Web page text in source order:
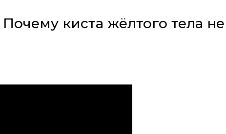
Почему киста жёлтого тела